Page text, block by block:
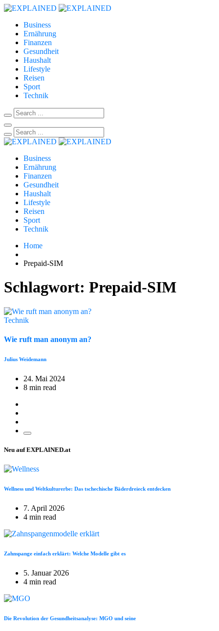
Business
Ernährung
Finanzen
Gesundheit
Haushalt
Lifestyle
Reisen
Sport
Technik
Business
Ernährung
Finanzen
Gesundheit
Haushalt
Lifestyle
Reisen
Sport
Technik
Home
Prepaid-SIM
Schlagwort: Prepaid-SIM
Technik
Wie ruft man anonym an?
Julius Weidemann
24. Mai 2024
8 min read
Neu auf EXPLAINED.at
Wellness und Weltkulturerbe: Das tschechische Bäderdreieck entdecken
7. April 2026
4 min read
Zahnspange einfach erklärt: Welche Modelle gibt es
5. Januar 2026
4 min read
Die Revolution der Gesundheitsanalyse: MGO und seine